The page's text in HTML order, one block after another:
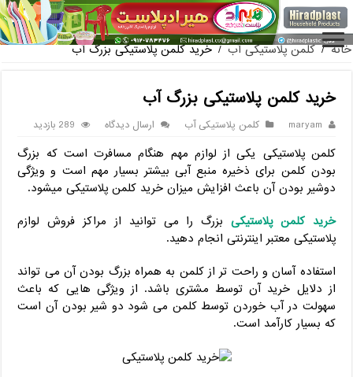
فروش گلدان پلاستیکی گلخانه به صورت آنلاین
خانه / کلمن پلاستیکی آب / خرید کلمن پلاستیکی بزرگ آب
خرید کلمن پلاستیکی بزرگ آب
maryam کلمن پلاستیکی آب ارسال دیدگاه 289 بازدید
کلمن پلاستیکی یکی از لوازم مهم هنگام مسافرت است که بزرگ
بودن کلمن برای ذخیره منبع آبی بیشتر بسیار مهم است و ویژگی
دوشیر بودن آن باعث افزایش میزان خرید کلمن پلاستیکی میشود.
خرید کلمن پلاستیکیبزرگ را می توانید از مراکز فروش لوازم
پلاستیکی معتبر اینترنتی انجام دهید.
استفاده آسان و راحت تر از کلمن به همراه بزرگ بودن آن می تواند
از دلایل خرید آن توسط مشتری باشد. از ویژگی هایی که باعث
سهولت در آب خوردن توسط کلمن می شود دو شیر بودن آن است
که بسیار کارآمد است.